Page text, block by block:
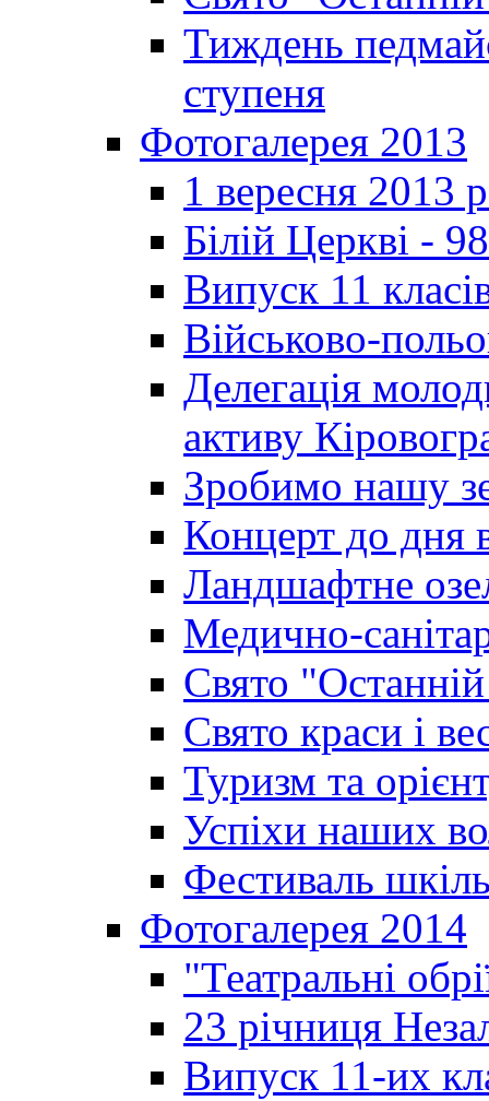
Тиждень
ступеня
Фотогалерея 2013
1 вересня 2013
Білій Церкві -
Випуск 11
Військово-
Делегація
активу
Зробимо нашу
Концерт до дня
Ландшафтне
Медично-
Свято
Свято краси і
Туризм та
Успіхи наших
Фестиваль
Фотогалерея 2014
"Театральні
23 річниця
Випуск 11-их